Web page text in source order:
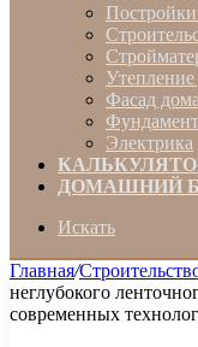
Постройки
Утепление
Фасад дома
Фундамент
Электрика
ДОМАШНИЙ
Искать
Главная/
неглубокого
современных